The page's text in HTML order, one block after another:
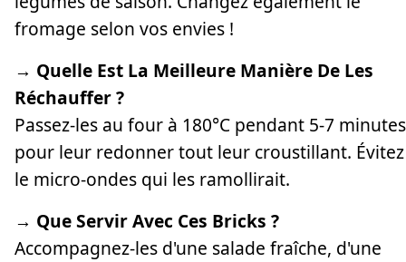
fromage selon vos envies !
→ Quelle Est La Meilleure Manière De Les
Réchauffer ?
Passez-les au four à 180°C pendant 5-7 minutes
pour leur redonner tout leur croustillant. Évitez
le micro-ondes qui les ramollirait.
→ Que Servir Avec Ces Bricks ?
Accompagnez-les d'une salade fraîche, d'une